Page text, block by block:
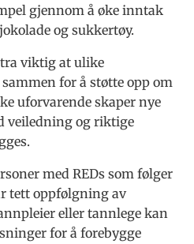
gjennom å øke inntak
og sukkertøy.
viktig at ulike
for å støtte opp om
uforvarende skaper nye
veiledning og riktige
med REDs som følger
tett oppfølgning av
eller tannlege kan
for å forebygge